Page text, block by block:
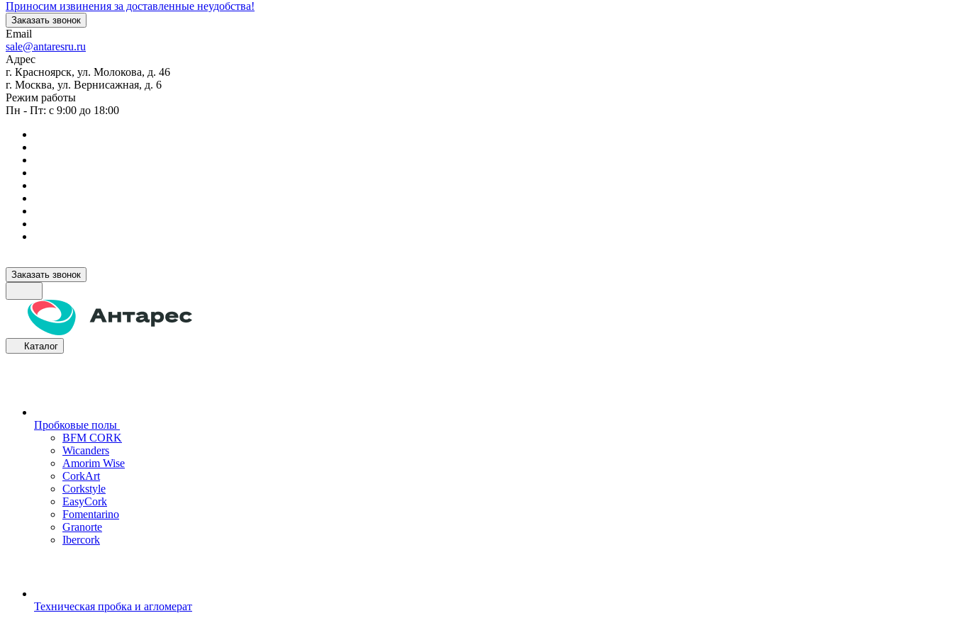
Приносим извинения за доставленные неудобства!
Заказать звонок
Email
sale@antaresru.ru
Адрес
г. Красноярск, ул. Молокова, д. 46
г. Москва, ул. Вернисажная, д. 6
Режим работы
Пн - Пт: с 9:00 до 18:00
Заказать звонок
Каталог
Пробковые полы
BFM CORK
Wicanders
Amorim Wise
CorkArt
Corkstyle
EasyCork
Fomentarino
Granorte
Ibercork
Техническая пробка и агломерат